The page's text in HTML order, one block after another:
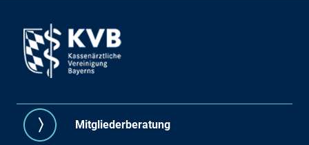
Mitgliederberatung